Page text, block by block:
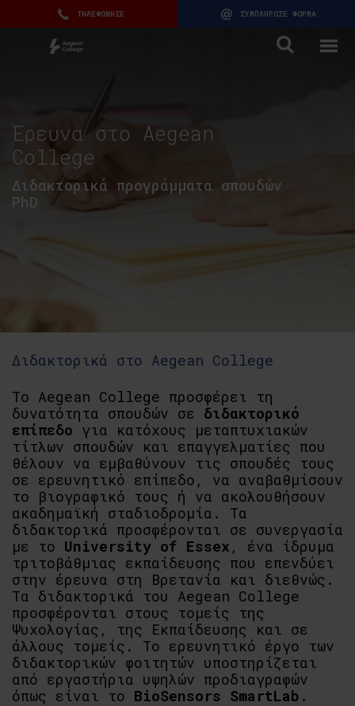
ΤΗΛΕΦΩΝΗΣΕ ΣΥΜΠΛΗΡΩΣΕ ΦΟΡΜΑ
Έρευνα στο Aegean
College
Διδακτορικά προγράμματα σπουδών
PhD
Διδακτορικά στο Aegean College
Το Aegean College προσφέρει τη
δυνατότητα σπουδών σε διδακτορικό
επίπεδο για κατόχους μεταπτυχιακών
τίτλων σπουδών και επαγγελματίες που
θέλουν να εμβαθύνουν τις σπουδές τους
σε ερευνητικό επίπεδο, να αναβαθμίσουν
το βιογραφικό τους ή να ακολουθήσουν
ακαδημαϊκή σταδιοδρομία. Τα
διδακτορικά προσφέρονται σε συνεργασία
με το University of Essex , ένα ίδρυμα
τριτοβάθμιας εκπαίδευσης που επενδύει
στην έρευνα στη Βρετανία και διεθνώς.
Τα διδακτορικά του Aegean College
προσφέρονται στους τομείς της
Ψυχολογίας, της Εκπαίδευσης και σε
άλλους τομείς. Το ερευνητικό έργο των
διδακτορικών φοιτητών υποστηρίζεται
από εργαστήρια υψηλών προδιαγραφών
όπως είναι το BioSensors SmartLab .